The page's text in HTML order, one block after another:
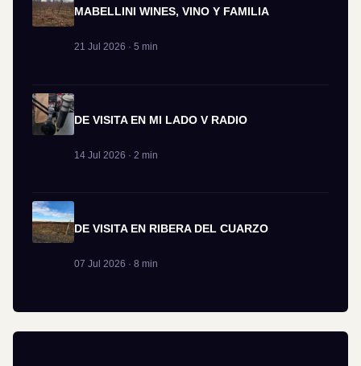
MABELLINI WINES, VINO Y FAMILIA
21 Jul 2026 · 5 min
DE VISITA EN MI LADO V RADIO
14 Jul 2026 · 2 min
DE VISITA EN RIBERA DEL CUARZO
07 Jul 2026 · 8 min